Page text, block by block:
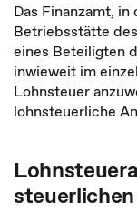
Das Finanzamt,
Betriebsstätte
eines Beteiligten
inwieweit im
Lohnsteuer
lohnsteuerliche